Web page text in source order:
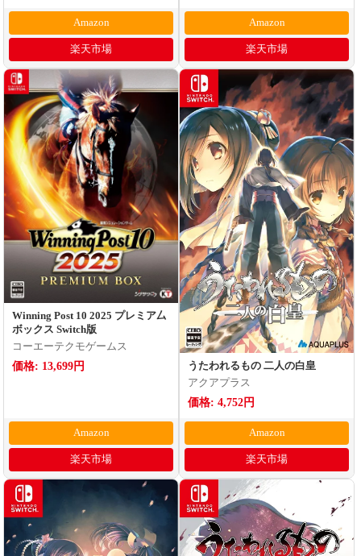
Amazon
楽天市場
Amazon
楽天市場
Winning Post 10 2025 プレミア厶
ボックス Switch版
コーエーテクモゲームス
価格: 13,699円
Amazon
楽天市場
うたわれるもの 二人の白皇
アクアプラス
価格: 4,752円
Amazon
楽天市場